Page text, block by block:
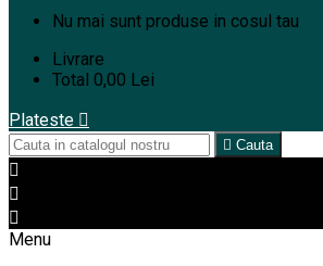
Nu mai sunt produse in cosul tau
Livrare
Total 0,00 Lei
Plateste 
 Cauta



Menu